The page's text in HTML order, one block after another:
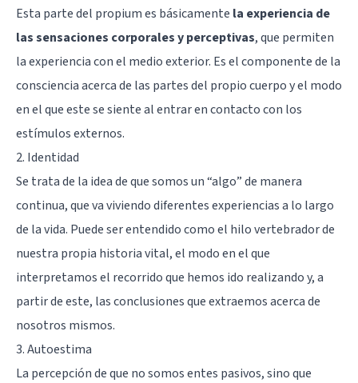
Esta parte del propium es básicamente la experiencia de
las sensaciones corporales y perceptivas, que permiten
la experiencia con el medio exterior. Es el componente de la
consciencia acerca de las partes del propio cuerpo y el modo
en el que este se siente al entrar en contacto con los
estímulos externos.
2. Identidad
Se trata de la idea de que somos un “algo” de manera
continua, que va viviendo diferentes experiencias a lo largo
de la vida. Puede ser entendido como el hilo vertebrador de
nuestra propia historia vital, el modo en el que
interpretamos el recorrido que hemos ido realizando y, a
partir de este, las conclusiones que extraemos acerca de
nosotros mismos.
3. Autoestima
La percepción de que no somos entes pasivos, sino que